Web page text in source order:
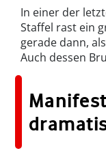
In einer der
Staffel rast ein
gerade dann,
Auch dessen